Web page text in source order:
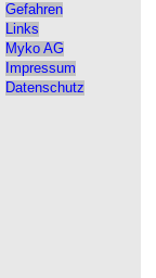
Gefahren
Links
Myko AG
Impressum
Datenschutz